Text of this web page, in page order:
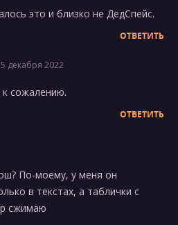
это и близко не ДедСпейс.
ОТВЕТИТЬ
5 декабря 2022
к сожалению.
ОТВЕТИТЬ
По-моему, у меня он
в текстах, а таблички с
сжимаю